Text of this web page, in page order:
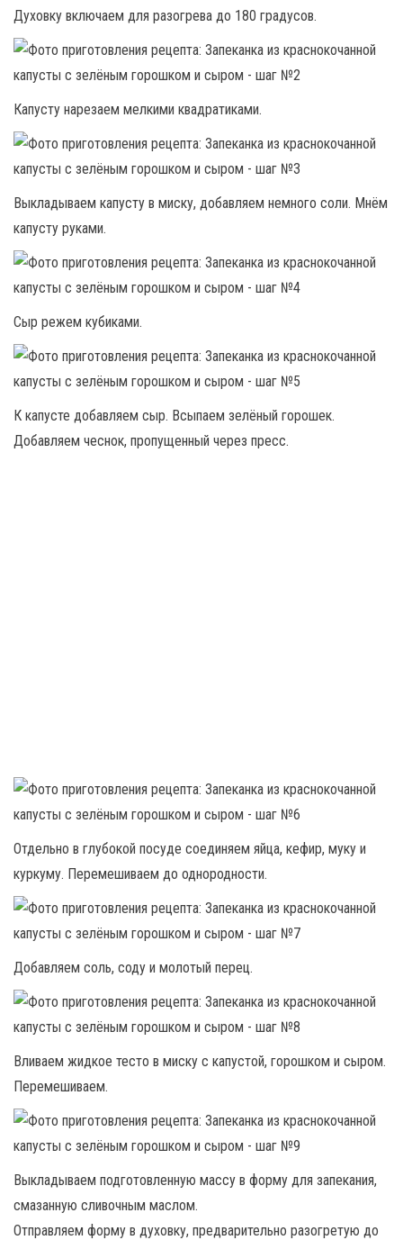
Духовку включаем для разогрева до 180 градусов.
Капусту нарезаем мелкими квадратиками.
Выкладываем капусту в миску, добавляем немного соли. Мнём
капусту руками.
Сыр режем кубиками.
К капусте добавляем сыр. Всыпаем зелёный горошек.
Добавляем чеснок, пропущенный через пресс.
Отдельно в глубокой посуде соединяем яйца, кефир, муку и
куркуму. Перемешиваем до однородности.
Добавляем соль, соду и молотый перец.
Вливаем жидкое тесто в миску с капустой, горошком и сыром.
Перемешиваем.
Выкладываем подготовленную массу в форму для запекания,
смазанную сливочным маслом.
Отправляем форму в духовку, предварительно разогретую до